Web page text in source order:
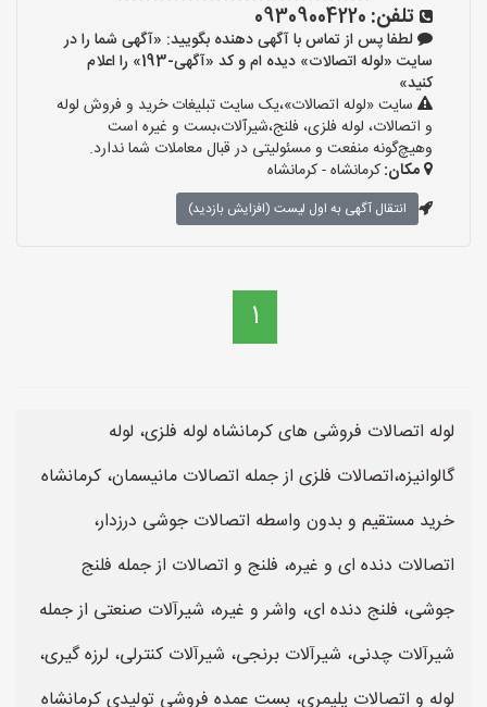
تلفن: 09309004220
لطفا پس از تماس با آگهی دهنده بگویید: «آگهی شما را در
سایت «لوله اتصالات» دیده ام و کد «آگهی-193» را اعلام
کنید»
سایت «لوله اتصالات»،یک سایت تبلیغات خرید و فروش لوله
و اتصالات، لوله فلزی، فلنج،شیرآلات،بست و غیره است
وهیچ‌گونه منفعت و مسئولیتی در قبال معاملات شما ندارد.
مکان:کرمانشاه - کرمانشاه
انتقال آگهی به اول لیست (افزایش بازدید)
1
لوله اتصالات فروشی های کرمانشاه لوله فلزی، لوله
گالوانیزه،اتصالات فلزی از جمله اتصالات مانیسمان، کرمانشاه
خرید مستقیم و بدون واسطه اتصالات جوشی درزدار،
اتصالات دنده ای و غیره، فلنج و اتصالات از جمله فلنج
جوشی، فلنج دنده ای، واشر و غیره، شیرآلات صنعتی از جمله
شیرآلات چدنی، شیرآلات برنجی، شیرآلات کنترلی، لرزه گیری،
لوله و اتصالات پلیمری، بست عمده فروشی تولیدی کرمانشاه